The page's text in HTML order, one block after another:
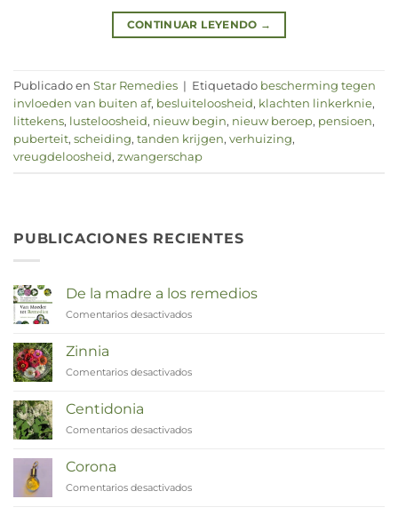
CONTINUAR LEYENDO →
Publicado en Star Remedies | Etiquetado bescherming tegen
invloeden van buiten af, besluiteloosheid, klachten linkerknie,
littekens, lusteloosheid, nieuw begin, nieuw beroep, pensioen,
puberteit, scheiding, tanden krijgen, verhuizing,
vreugdeloosheid, zwangerschap
PUBLICACIONES RECIENTES
De la madre a los remedios
Comentarios desactivados
Zinnia
Comentarios desactivados
Centidonia
Comentarios desactivados
Corona
Comentarios desactivados